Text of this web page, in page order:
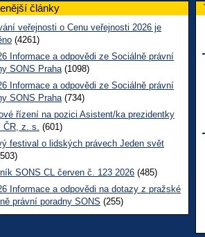
články
veřejnosti o Cenu veřejnosti 2026 je
(4261)
Informace a odpovědi ze Sociálně právní
SONS Praha (1098)
Informace a odpovědi ze Sociálně právní
SONS Praha (734)
řízení na pozici Asistent/ka prezidentky
ČR, z. s.
(601)
festival o lidských právech Jeden svět
SONS CL červen č. 123 2026 (485)
Informace a odpovědi na dotazy z pražské
právní poradny SONS (255)